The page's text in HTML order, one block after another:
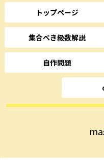
トップページ
集合べき級数解説
自作問題